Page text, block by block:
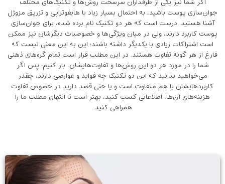
جوان‌سازی پوست باشید، به احتمال بسیار زیاد با هایفوتراپی و تزریق مزوژل
آشنا هستید. درست است که هر دو تکنیک نام برده شده، برای جوان‌سازی
پوست کاربرد دارند، ولی در میان ویژگی‌ها و خصوصیات دیگرشان نیز ممکن
است اشتراکات زیادی با یکدیگر داشته باشند؛ این به این معنی نیست که
فارغ از هر گونه تفاوت هستند. در این مطلب قرار است تمام گره‌های ذهنی
شما را در مورد هر دو این روش‌ها و تفاوت‌هایشان، باز کنیم؛ پس اگر
می‌خواهید بدانید که این دو تکنیک چه فواید و عوارضی دارند، چقدر
کاربردهایشان با هم متفاوت است و یا حتی قصد دارید در خصوص تفاوت
هزینه‌های آن‌ها، اطلاعاتی کسب کنید، بهتر است تا انتهای مطلب ما را
همراهی کنید.